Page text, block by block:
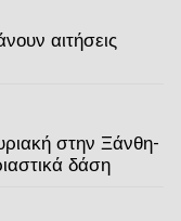
αιτήσεις
στην Ξάνθη-
δάση